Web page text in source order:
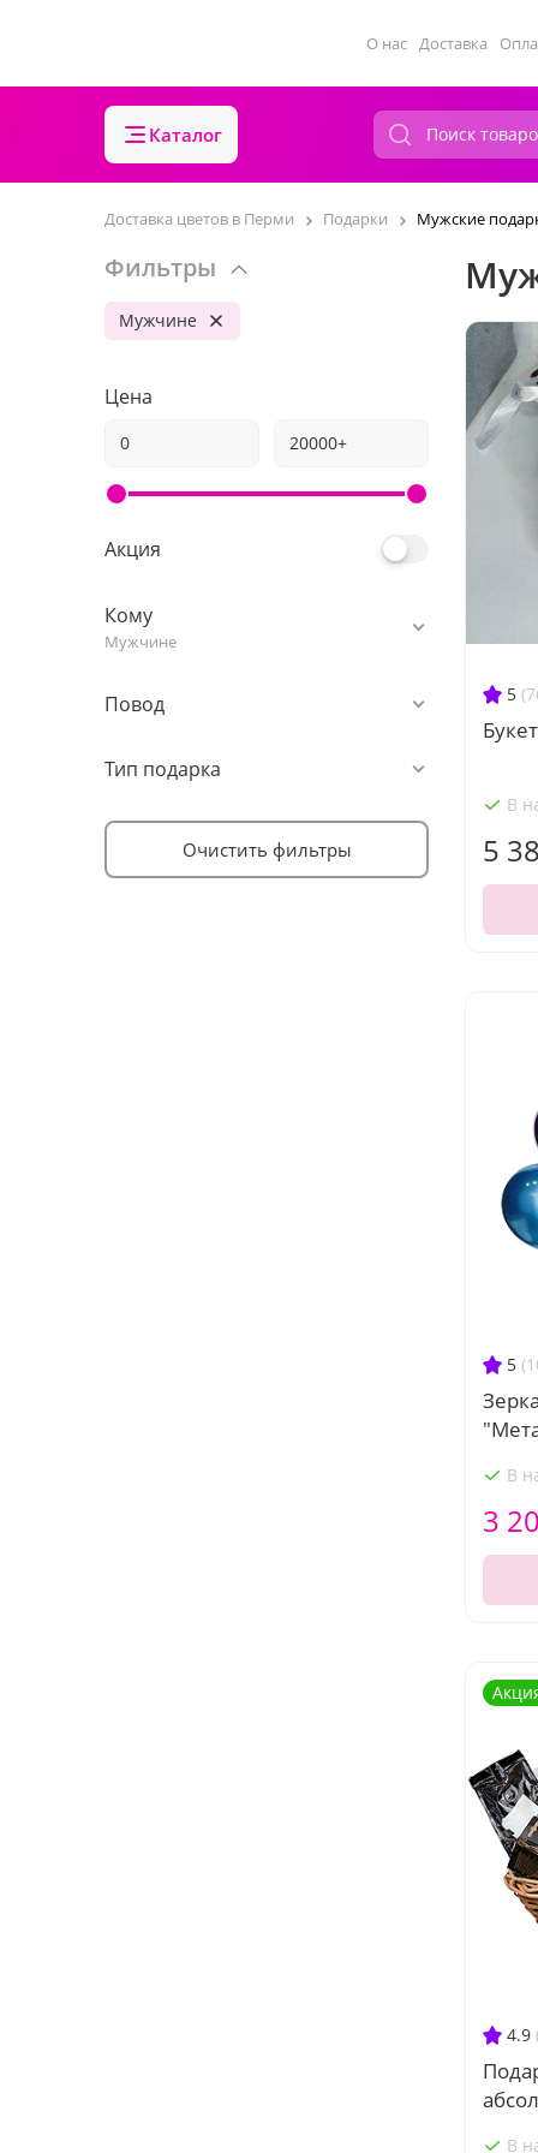
О нас Доставка
Каталог
Доставка цветов в Перми Подарки Мужские
Фильтры
Мужчине
Цена
Акция
Кому
Мужчине
Повод
Тип подарка
Очистить фильтры
5
В
5
5
В
3
4.9
В